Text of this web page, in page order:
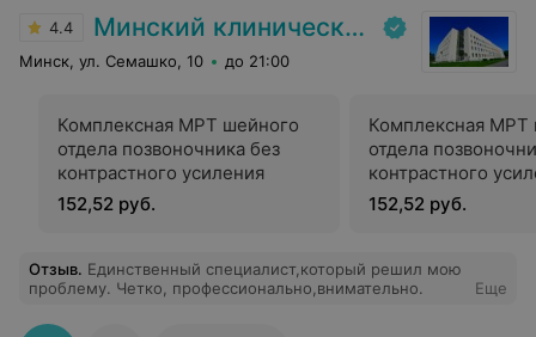
4.4 Минский клинический консультативно-диагностический центр
Минск, ул. Семашко, 10 до 21:00
Комплексная МРТ шейного
отдела позвоночника без
контрастного усиления
152,52 руб.
Комплексная МРТ
отдела
контрастного
152,52 руб.
Отзыв. Единственный специалист,который решил мою
проблему. Четко, профессионально,внимательно.
Еще